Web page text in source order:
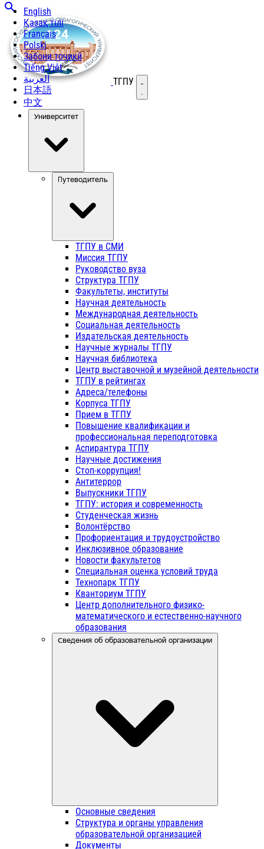
English
Қазақ тілі
Français
Polski
Забони тоҷикӣ
Tiếng Việt
العربية
日本語
中文
ТГПУ Открыть меню
Университет
Путеводитель
ТГПУ в СМИ
Миссия ТГПУ
Руководство вуза
Структура ТГПУ
Факультеты, институты
Научная деятельность
Международная деятельность
Социальная деятельность
Издательская деятельность
Научные журналы ТГПУ
Научная библиотека
Центр выставочной и музейной деятельности
ТГПУ в рейтингах
Адреса/телефоны
Корпуса ТГПУ
Прием в ТГПУ
Повышение квалификации и
профессиональная переподготовка
Аспирантура ТГПУ
Научные достижения
Стоп-коррупция!
Антитеррор
Выпускники ТГПУ
ТГПУ: история и современность
Студенческая жизнь
Волонтёрство
Профориентация и трудоустройство
Инклюзивное образование
Новости факультетов
Специальная оценка условий труда
Технопарк ТГПУ
Кванториум ТГПУ
Центр дополнительного физико-
математического и естественно-научного
образования
Сведения об образовательной организации
Основные сведения
Структура и органы управления
образовательной организацией
Документы